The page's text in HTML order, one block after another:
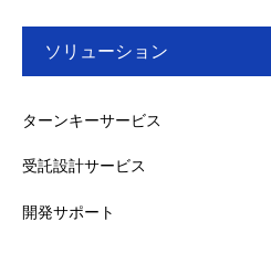
ソリューション
ターンキーサービス
受託設計サービス
開発サポート